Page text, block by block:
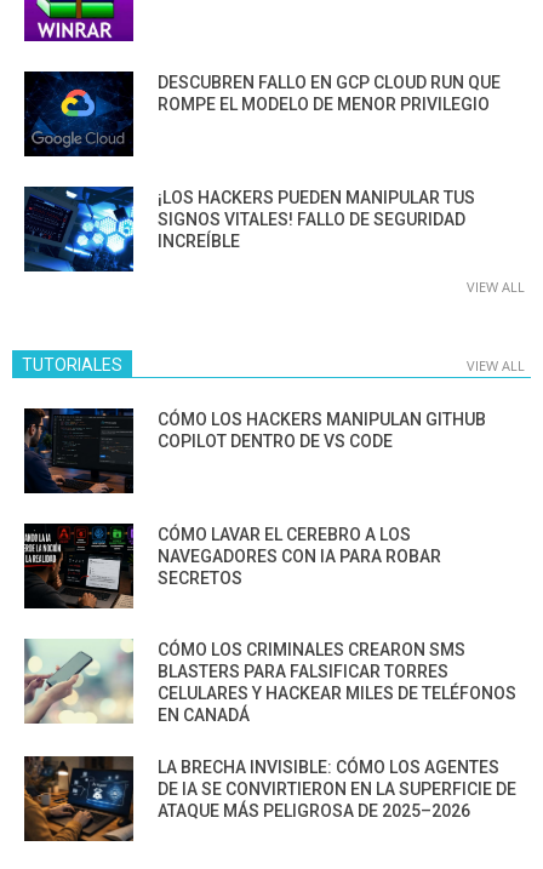
DESCUBREN FALLO EN GCP CLOUD RUN QUE
ROMPE EL MODELO DE MENOR PRIVILEGIO
¡LOS HACKERS PUEDEN MANIPULAR TUS
SIGNOS VITALES! FALLO DE SEGURIDAD
INCREÍBLE
VIEW ALL
TUTORIALES VIEW ALL
CÓMO LOS HACKERS MANIPULAN GITHUB
COPILOT DENTRO DE VS CODE
CÓMO LAVAR EL CEREBRO A LOS
NAVEGADORES CON IA PARA ROBAR
SECRETOS
CÓMO LOS CRIMINALES CREARON SMS
BLASTERS PARA FALSIFICAR TORRES
CELULARES Y HACKEAR MILES DE TELÉFONOS
EN CANADÁ
LA BRECHA INVISIBLE: CÓMO LOS AGENTES
DE IA SE CONVIRTIERON EN LA SUPERFICIE DE
ATAQUE MÁS PELIGROSA DE 2025–2026